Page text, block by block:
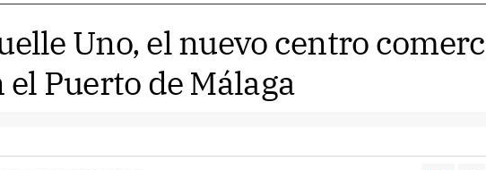
Uno, el nuevo centro
el Puerto de Málaga